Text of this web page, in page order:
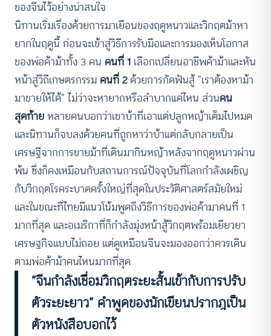
ของจีนไว้อย่างน่าสนใจ
นิทานเริ่มเรื่องด้วยการมาเยือนของฤดูหนาวและวิกฤตม้าหา
ยากในฤดูนี้ ก่อนจะเข้าสู่วิธีการรับมือและการมองเห็นโอกาส
ของพ่อค้าม้าทั้ง 3 คน คนที่ 1 เลือกเปลี่ยนอาชีพค้าม้าและหัน
หน้าสู่วิถีเกษตรกรรม คนที่2ด้วยการกัดฟันสู้ “เราต้องหาม้า
มาขายให้ได้” ไม่ว่าจะหายากหรือลำบากแค่ไหน ส่วนคน
สุดท้ายหลายคนบอกว่าเขาบ้าที่เอาแต่ปลูกหญ้าเต็มไปหมด
และนิทานก็จบลงด้วยคนที่ถูกหาว่าบ้าแต่กลับกลายเป็น
เศรษฐีจากการขายม้าที่เดินมากินหญ้าหลังจากฤดูหนาวผ่าน
พ้น ซึ่งก็คงเหมือนกับสถานการณ์ปัจจุบันที่โลกกำลังเผชิญ
กับวิกฤตโรคระบาดครั้งใหญ่ที่สุดในประวัติศาสตร์สมัยใหม่
และในขณะที่ไทยมีแนวโน้มพูดถึงวิธีการของพ่อค้ามาคนที่ 1
มากที่สุด และอเมริกาที่ก็กำลังมุ่งหน้าสู้วิกฤตพร้อมเยียวยา
เศรษฐกิจแบบไม่ถอย แต่ดูเหมือนจีนจะมองออกว่าควรเดิน
ตามพ่อค้าม้าคนไหนมากที่สุด
“จีนกำลังเชื่อมวิกฤตระยะสั้นเข้ากับการปรับ
ตัวระยะยาว” คำพูดของนักเขียนปรากฎเป็น
ตัวหนังสือบอกไว้